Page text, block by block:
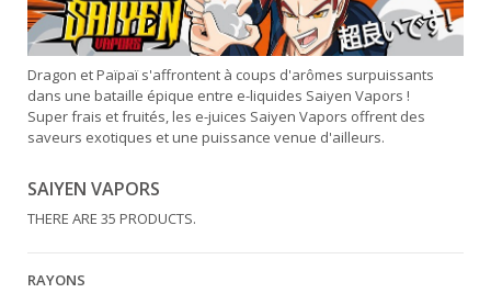
Dragon et Païpaï s'affrontent à coups d'arômes surpuissants
dans une bataille épique entre e-liquides Saiyen Vapors !
Super frais et fruités, les e-juices Saiyen Vapors offrent des
saveurs exotiques et une puissance venue d'ailleurs.
SAIYEN VAPORS
THERE ARE 35 PRODUCTS.
RAYONS